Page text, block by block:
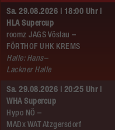
Sa. 29.08.2026 | 18:00 Uhr |
HLA Supercup
roomz JAGS Vöslau –
FÖRTHOF UHK KREMS
Halle: Hans–
Lackner Halle
Sa. 29.08.2026 | 20:25 Uhr |
WHA Supercup
Hypo NÖ –
MADx WAT Atzgersdorf